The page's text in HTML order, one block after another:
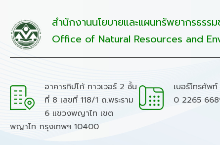
สำนักงานนโยบายและแผนทรัพยากรธรร
Office of Natural Resources and
อาคารทิปโก้ ทาวเวอร์ 2 ชั้น
ที่ 8 เลขที่ 118/1 ถ.พระราม
6 แขวงพญาไท เขต
พญาไท กรุงเทพฯ 10400
เบอร์โทรศัพท์
0 2265